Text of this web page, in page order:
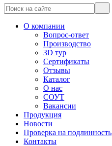
О компании
Вопрос-ответ
Производство
3D тур
Сертификаты
Отзывы
Каталог
О нас
СОУТ
Вакансии
Продукция
Новости
Проверка на подлинность
Контакты